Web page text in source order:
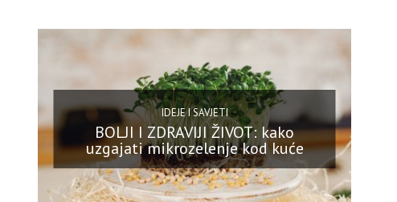
IDEJE I SAVJETI
BOLJI I ZDRAVIJI ŽIVOT: kako
uzgajati mikrozelenje kod kuće